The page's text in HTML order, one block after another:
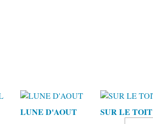
LUNE D'AOUT SUR LE TOIT